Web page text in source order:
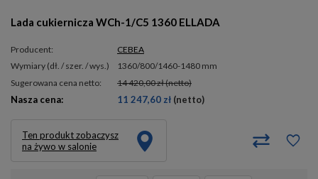
Lada cukiernicza WCh-1/C5 1360 ELLADA
Producent:
CEBEA
wymiary (dł. / szer. / wys.)
1360/800/1460-1480 mm
Sugerowana cena netto:
14 420,00 zł(netto)
Nasza cena: 11 247,60 zł (netto)
Ten produkt zobaczysz
na żywo w salonie